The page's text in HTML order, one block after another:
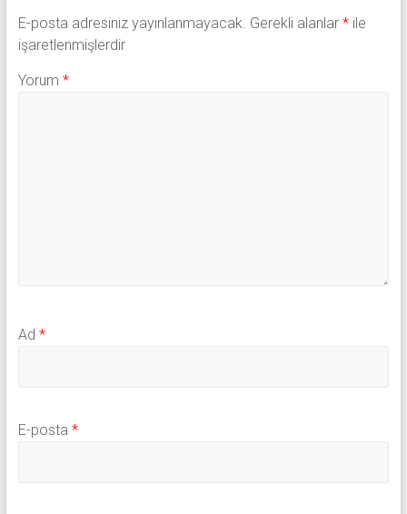
E-posta adresiniz yayınlanmayacak. Gerekli alanlar *ile
işaretlenmişlerdir
Yorum *
Ad *
E-posta *